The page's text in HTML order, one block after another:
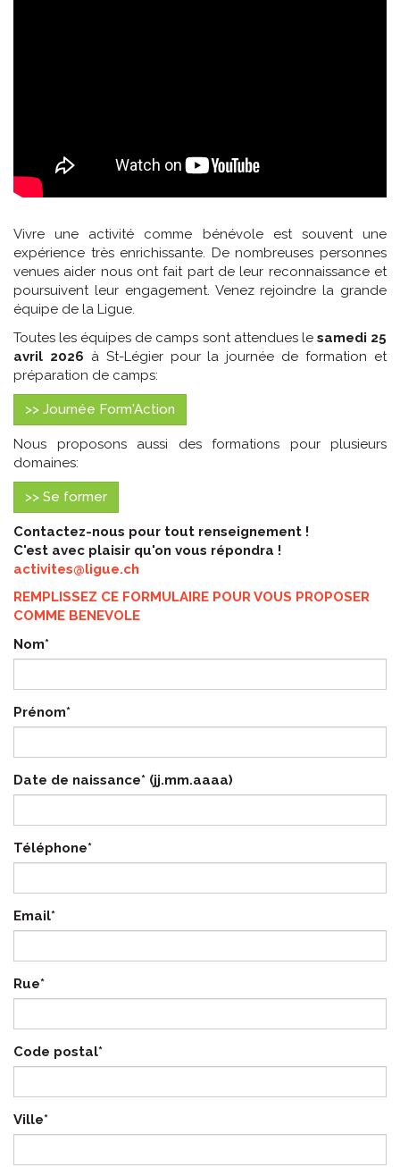
Vivre une activité comme bénévole est souvent une
expérience très enrichissante. De nombreuses personnes
venues aider nous ont fait part de leur reconnaissance et
poursuivent leur engagement. Venez rejoindre la grande
équipe de la Ligue.
Toutes les équipes de camps sont attendues lesamedi 25
avril 2026 à St-Légier pour la journée de formation et
préparation de camps:
>> Journée Form'Action
Nous proposons aussi des formations pour plusieurs
domaines:
>> Se former
Contactez-nous pour tout renseignement !
C'est avec plaisir qu'on vous répondra !
activites@ligue.ch
REMPLISSEZ CE FORMULAIRE POUR VOUS PROPOSER
COMME BENEVOLE
Nom*
Prénom*
Date de naissance* (jj.mm.aaaa)
Téléphone*
Email*
Rue*
Code postal*
Ville*